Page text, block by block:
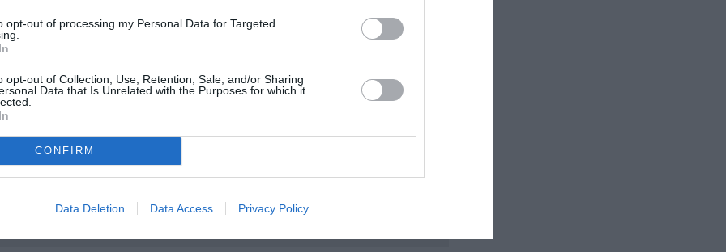
opt-out of processing my Personal Data for Targeted
opt-out of Collection, Use, Retention, Sale, and/or Sharing
Data that Is Unrelated with the Purposes for which it
CONFIRM
Data Deletion Data Access Privacy Policy
και τον Πολιτισμό!